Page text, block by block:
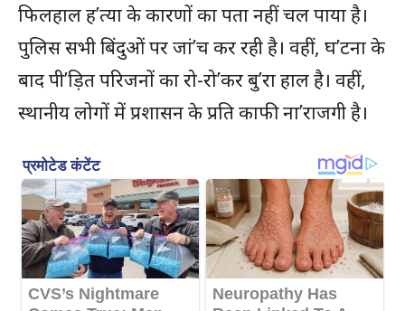
फिलहाल ह’त्या के कारणों का पता नहीं चल पाया है।
पुलिस सभी बिंदुओं पर जां’च कर रही है। वहीं, घ’टना के
बाद पी’ड़ित परिजनों का रो-रो’कर बु’रा हाल है। वहीं,
स्थानीय लोगों में प्रशासन के प्रति काफी ना’राजगी है।